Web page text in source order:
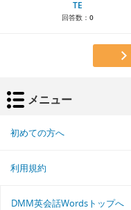
TE
回答数： 0
メニュー
初めての方へ
利用規約
DMM英会話Wordsトップへ